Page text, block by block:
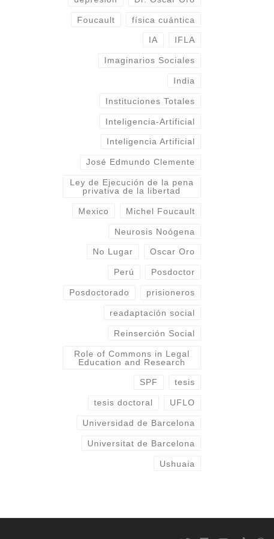
Foucault física cuántica
IA IFLA
Imaginarios Sociales
India
Instituciones Totales
Inteligencia-Artificial
Inteligencia Artificial
José Edmundo Clemente
Ley de Ejecución de la pena
privativa de la libertad
Mexico Michel Foucault
Neurosis Noógena
No Lugar Oscar Oro
Perú Posdoctor
Posdoctorado prisioneros
readaptación social
Reinserción Social
Role of Commons in Legal
Education and Research
SPF tesis
tesis doctoral UFLO
Universidad de Barcelona
Universitat de Barcelona
Ushuaia